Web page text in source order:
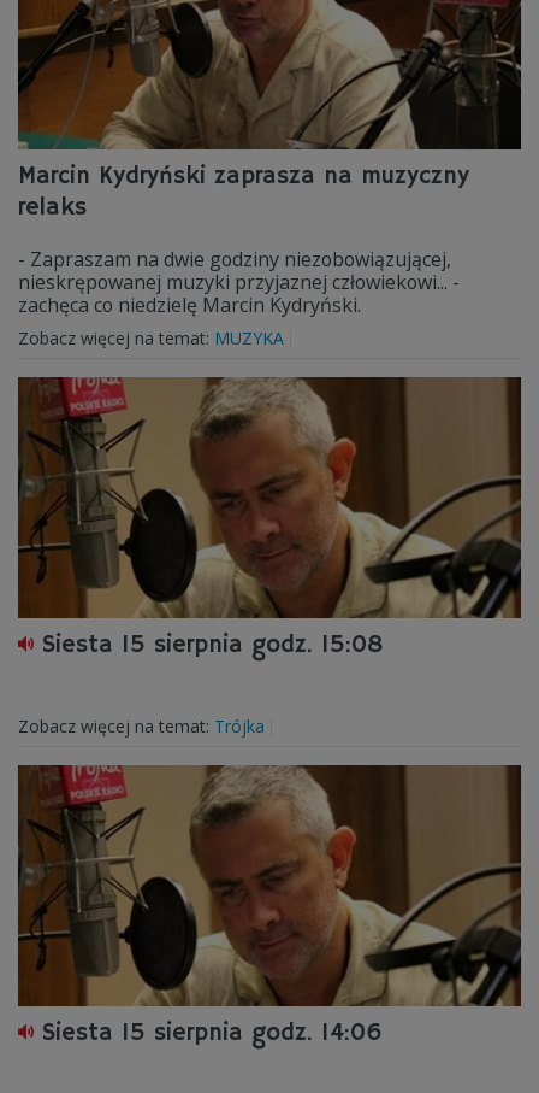
Marcin Kydryński zaprasza na muzyczny
relaks
- Zapraszam na dwie godziny niezobowiązującej,
nieskrępowanej muzyki przyjaznej człowiekowi... -
zachęca co niedzielę Marcin Kydryński.
Zobacz więcej na temat: MUZYKA
Siesta 15 sierpnia godz. 15:08
Zobacz więcej na temat: Trójka
Siesta 15 sierpnia godz. 14:06